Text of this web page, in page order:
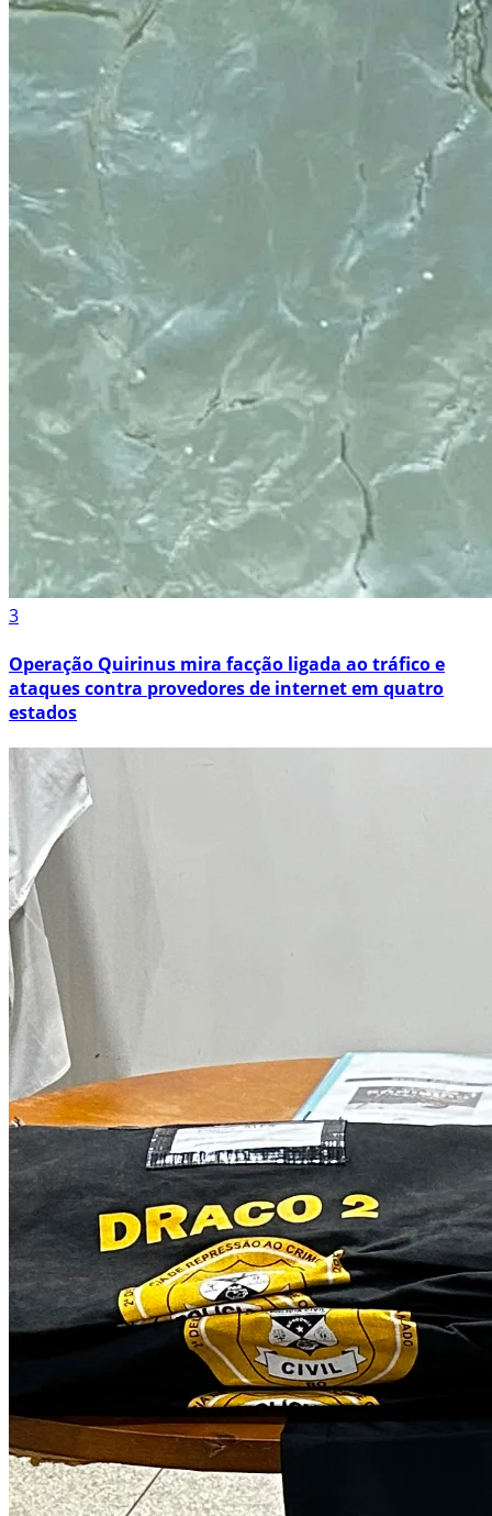
3
Operação Quirinus mira facção ligada ao tráfico e
ataques contra provedores de internet em quatro
estados